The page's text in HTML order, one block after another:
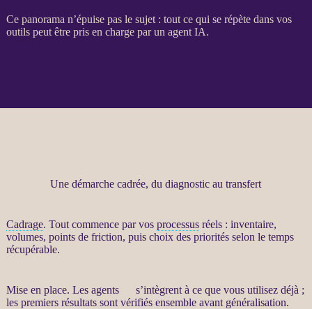
Ce panorama n’épuise pas le sujet : tout ce qui se répète dans vos
outils peut être pris en charge par un agent IA.
Une démarche cadrée, du diagnostic au transfert
Cadrage. Tout commence par vos processusréels : inventaire,
volumes, points de friction, puis choix des priorités selon le temps
récupérable.
Mise en place. Les agents
s’intègrent à ce que vous utilisez déjà ;
les premiers résultats sont vérifiés ensemble avant généralisation.